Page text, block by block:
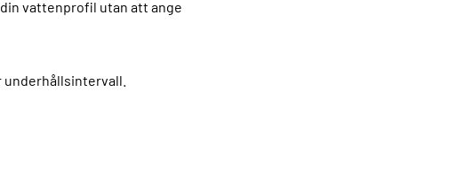
vattenprofil utan att ange